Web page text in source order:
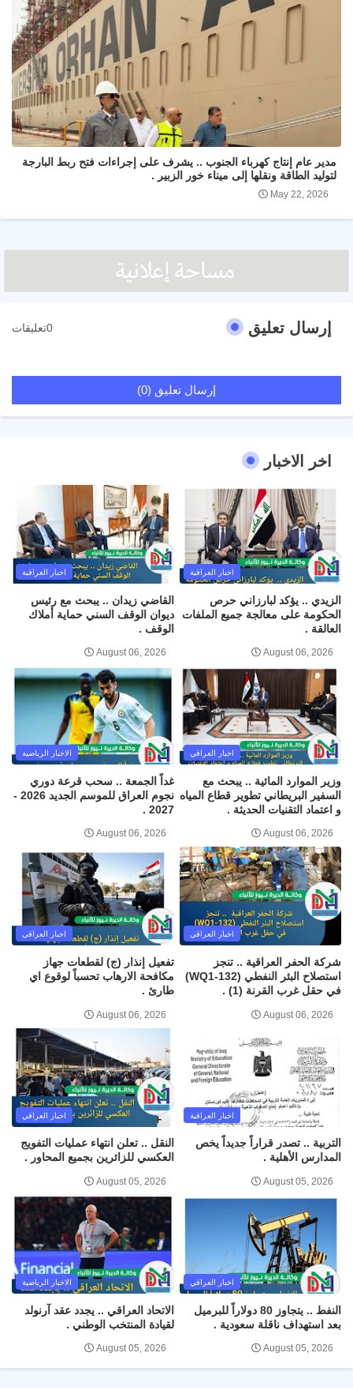
مدير عام إنتاج كهرباء الجنوب .. يشرف على إجراءات فتح ربط البارجة
لتوليد الطاقة ونقلها إلى ميناء خور الزبير .
May 22, 2026
إرسال تعليق 0تعليقات
إرسال تعليق (0)
اخر الاخبار
اخبار العراقية
الزيدي .. يؤكد لبارزاني حرص
الحكومة على معالجة جميع الملفات
العالقة .
August 06, 2026
اخبار العراقية
القاضي زيدان .. يبحث مع رئيس
ديوان الوقف السني حماية أملاك
الوقف .
August 06, 2026
اخبار العراقي
وزير الموارد المائية .. يبحث مع
السفير البريطاني تطوير قطاع المياه
و اعتماد التقنيات الحديثة .
August 06, 2026
الاخبار الرياضية
غداً الجمعة .. سحب قرعة دوري
نجوم العراق للموسم الجديد 2026 -
2027 .
August 06, 2026
اخبار العراقي
شركة الحفر العراقية .. تنجز
استصلاح البئر النفطي (WQ1-132)
في حقل غرب القرنة (1) .
August 06, 2026
اخبار العراقي
تفعيل إنذار (ج) لقطعات جهاز
مكافحة الارهاب تحسباً لوقوع اي
طارئ .
August 06, 2026
اخبار العراقية
التربية .. تصدر قراراً جديداً يخص
المدارس الأهلية .
August 05, 2026
اخبار العراقي
النقل .. تعلن انتهاء عمليات التفويج
العكسي للزائرين بجميع المحاور .
August 05, 2026
اخبار العراقي
النفط .. يتجاوز 80 دولاراً للبرميل
بعد استهداف ناقلة سعودية .
August 05, 2026
الاخبار الرياضية
الاتحاد العراقي .. يجدد عقد آرنولد
لقيادة المنتخب الوطني .
August 05, 2026